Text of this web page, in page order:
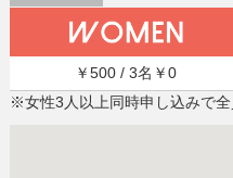
￥500 / 3名￥0
※女性3人以上同時申し込みで